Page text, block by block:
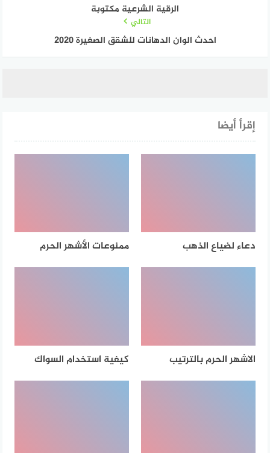
الرقية الشرعية مكتوبة
التالي
احدث الوان الدهانات للشقق الصغيرة 2020
إقرأ أيضا
دعاء لضياع الذهب ممنوعات الأشهر الحرم
الاشهر الحرم بالترتيب كيفية استخدام السواك